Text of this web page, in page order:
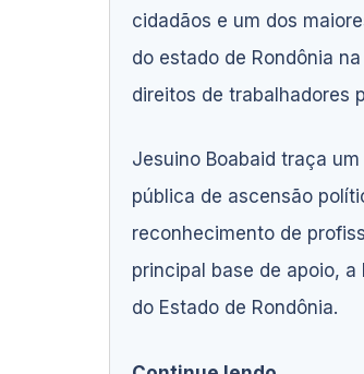
cidadãos e um dos
do estado de Rondônia
direitos de trabalhadores
Jesuino Boabaid traça
pública de ascensão
reconhecimento de
principal base de apoio, a
do Estado de Rondônia.